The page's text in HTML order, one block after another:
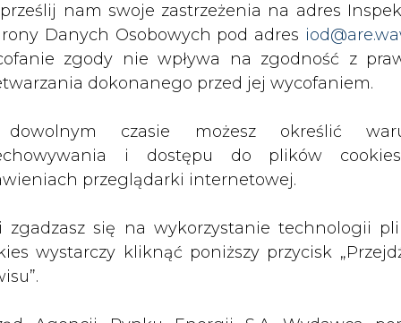
prześlij nam swoje zastrzeżenia na adres
Danych Osobowych pod adres
zgody nie wpływa na zgodność z
dokonanego przed jej wycofaniem.
czasie możesz określić
i dostępu do plików
przeglądarki internetowej.
zgadzasz się na wykorzystanie technologii
wystarczy kliknąć poniższy przycisk
Przesłanie komentarza oznacza akceptację zasad korzystania
z portalu cire.pl
wyślij